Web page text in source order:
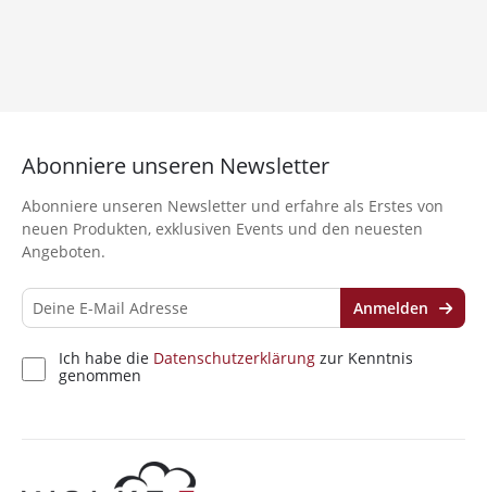
Abonniere unseren Newsletter
Abonniere unseren Newsletter und erfahre als Erstes von
neuen Produkten, exklusiven Events und den neuesten
Angeboten.
Ich habe die Datenschutzerklärung zur Kenntnis
genommen
Anmelden